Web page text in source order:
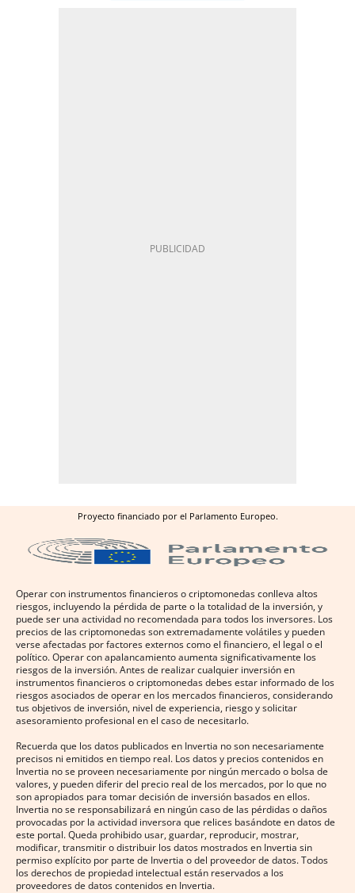
Proyecto financiado por el Parlamento Europeo.
Operar con instrumentos financieros o criptomonedas conlleva altos
riesgos, incluyendo la pérdida de parte o la totalidad de la inversión, y
puede ser una actividad no recomendada para todos los inversores. Los
precios de las criptomonedas son extremadamente volátiles y pueden
verse afectadas por factores externos como el financiero, el legal o el
político. Operar con apalancamiento aumenta significativamente los
riesgos de la inversión. Antes de realizar cualquier inversión en
instrumentos financieros o criptomonedas debes estar informado de los
riesgos asociados de operar en los mercados financieros, considerando
tus objetivos de inversión, nivel de experiencia, riesgo y solicitar
asesoramiento profesional en el caso de necesitarlo.
Recuerda que los datos publicados en Invertia no son necesariamente
precisos ni emitidos en tiempo real. Los datos y precios contenidos en
Invertia no se proveen necesariamente por ningún mercado o bolsa de
valores, y pueden diferir del precio real de los mercados, por lo que no
son apropiados para tomar decisión de inversión basados en ellos.
Invertia no se responsabilizará en ningún caso de las pérdidas o daños
provocadas por la actividad inversora que relices basándote en datos de
este portal. Queda prohibido usar, guardar, reproducir, mostrar,
modificar, transmitir o distribuir los datos mostrados en Invertia sin
permiso explícito por parte de Invertia o del proveedor de datos. Todos
los derechos de propiedad intelectual están reservados a los
proveedores de datos contenidos en Invertia.